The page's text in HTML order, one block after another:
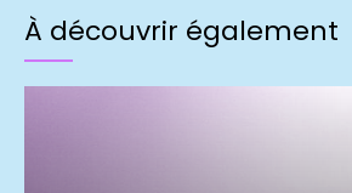
À découvrir également